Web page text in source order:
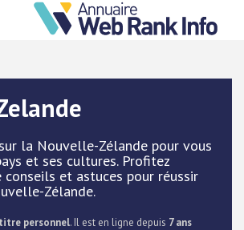
la Nouvelle-Zélande pour vous
et ses cultures. Profitez
et astuces pour réussir
Zélande.
personnel. Il est en ligne depuis 7 ans